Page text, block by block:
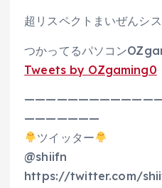
超リスペクトまいぜんシ
つかってるパソコン
Tweets by OZgaming0
———————
ツイッター
@shiifn
https://twitter.com/